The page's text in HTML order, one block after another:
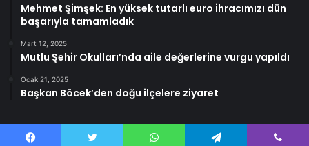
Mehmet Şimşek: En yüksek tutarlı euro ihracımızı dün
başarıyla tamamladık
Mart 12, 2025
Mutlu Şehir Okulları’nda aile değerlerine vurgu yapıldı
Ocak 21, 2025
Başkan Böcek’den doğu ilçelere ziyaret